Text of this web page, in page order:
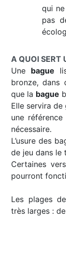
qui
pas
A QUOI SERT
Une bague
bronze, dans
que la bague
Elle servira
une
nécessaire.
L’usure des
de jeu dans le
Certaines
pourront
Les plages
très larges :